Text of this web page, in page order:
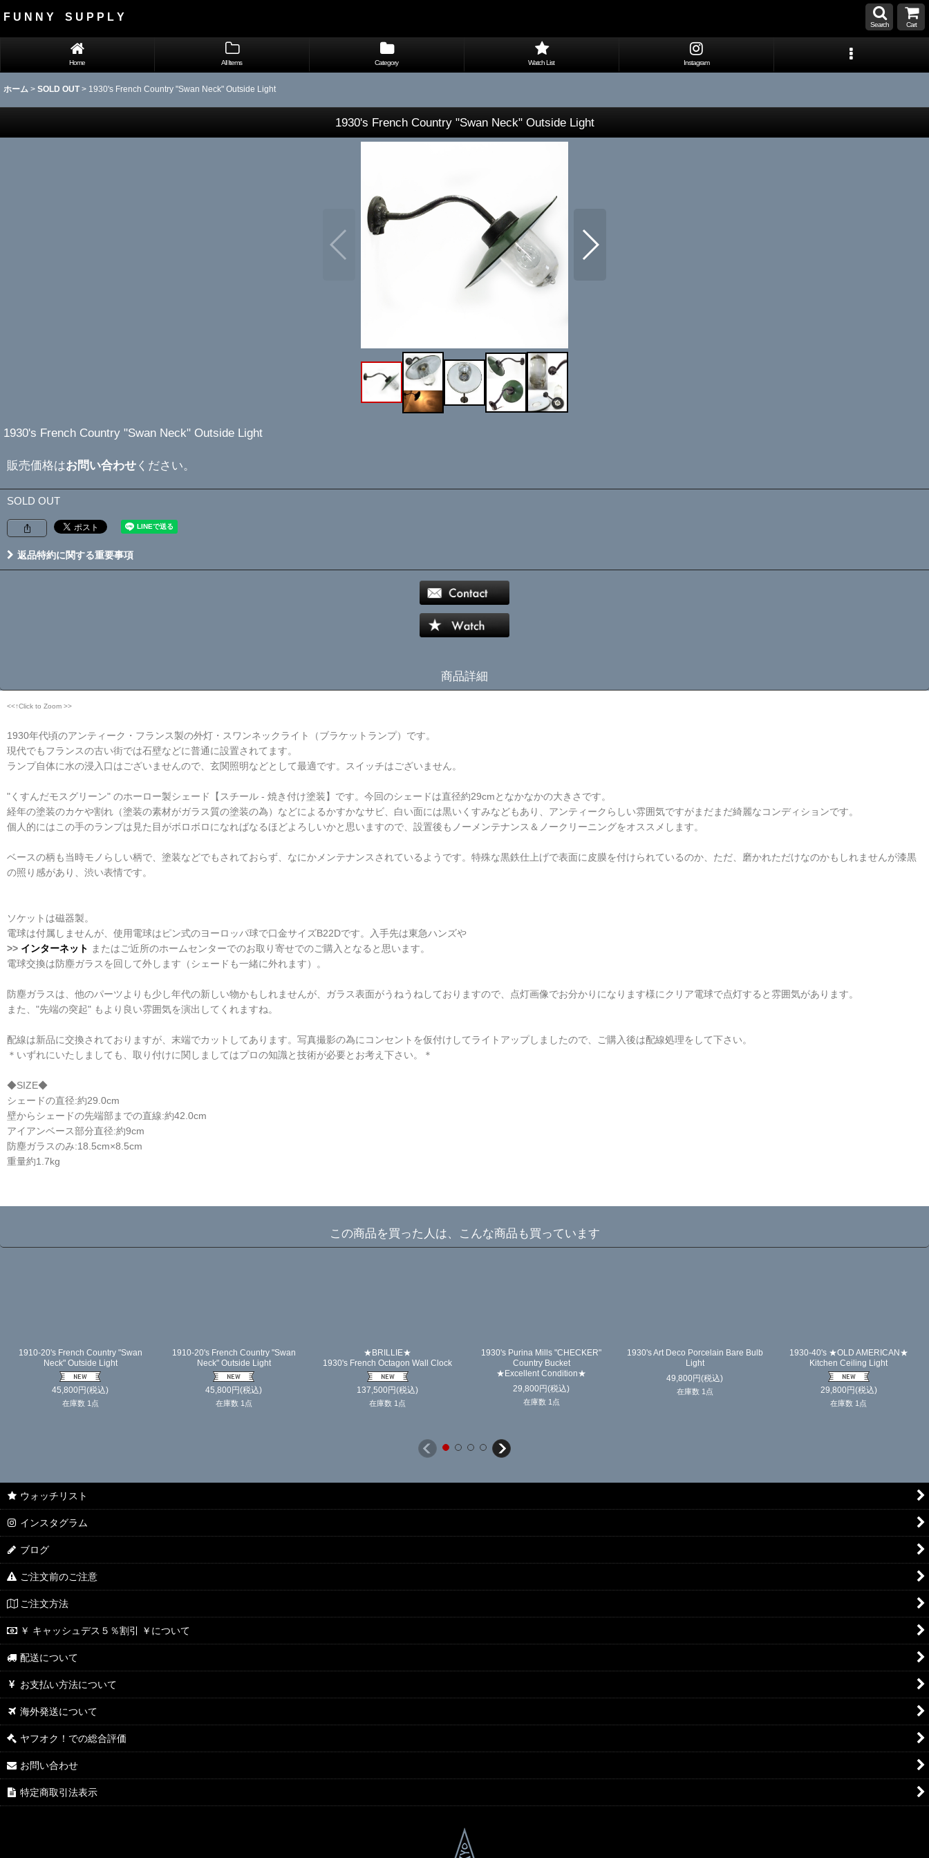
F U N N Y S U P P L Y
Search Cart
Home All Items Category Watch List Instagram
ホーム > SOLD OUT > 1930's French Country "Swan Neck" Outside Light
1930's French Country "Swan Neck" Outside Light
1930's French Country "Swan Neck" Outside Light
販売価格はお問い合わせ ください。
SOLD OUT
返品特約に関する重要事項
商品詳細
<<↑Click to Zoom >>
1930年代頃のアンティーク・フランス製の外灯・スワンネックライト（ブラケットランプ）です。
現代でもフランスの古い街では石壁などに普通に設置されてます。
ランプ自体に水の浸入口はございませんので、玄関照明などとして最適です。スイッチはございません。
"くすんだモスグリーン" のホーロー製シェード【スチール - 焼き付け塗装】です。今回のシェードは直径約29cmとなかなかの大きさです。
経年の塗装のカケや割れ（塗装の素材がガラス質の塗装の為）などによるかすかなサビ、白い面には黒いくすみなどもあり、アンティークらしい雰囲気ですがまだまだ綺麗なコンディションです。
個人的にはこの手のランプは見た目がボロボロになればなるほどよろしいかと思いますので、設置後もノーメンテナンス＆ノークリーニングをオススメします。
ベースの柄も当時モノらしい柄で、塗装などでもされておらず、なにかメンテナンスされているようです。特殊な黒鉄仕上げで表面に皮膜を付けられているのか、ただ、磨かれただけなのかもしれませんが漆黒
の照り感があり、渋い表情です。
ソケットは磁器製。
電球は付属しませんが、使用電球はピン式のヨーロッパ球で口金サイズB22Dです。入手先は東急ハンズや
>> インターネット またはご近所のホームセンターでのお取り寄せでのご購入となると思います。
電球交換は防塵ガラスを回して外します（シェードも一緒に外れます）。
防塵ガラスは、他のパーツよりも少し年代の新しい物かもしれませんが、ガラス表面がうねうねしておりますので、点灯画像でお分かりになります様にクリア電球で点灯すると雰囲気があります。
また、"先端の突起" もより良い雰囲気を演出してくれますね。
配線は新品に交換されておりますが、末端でカットしてあります。写真撮影の為にコンセントを仮付けしてライトアップしましたので、ご購入後は配線処理をして下さい。
＊いずれにいたしましても、取り付けに関しましてはプロの知識と技術が必要とお考え下さい。＊
◆SIZE◆
シェードの直径:約29.0cm
壁からシェードの先端部までの直線:約42.0cm
アイアンベース部分直径:約9cm
防塵ガラスのみ:18.5cm×8.5cm
重量約1.7kg
この商品を買った人は、こんな商品も買っています
1910-20's French Country "Swan
Neck" Outside Light
45,800円(税込)
在庫数 1点
1910-20's French Country "Swan
Neck" Outside Light
45,800円(税込)
在庫数 1点
★BRILLIE★
1930's French Octagon Wall Clock
137,500円(税込)
在庫数 1点
1930's Purina Mills "CHECKER"
Country Bucket
★Excellent Condition★
29,800円(税込)
在庫数 1点
1930's Art Deco Porcelain Bare Bulb
Light
49,800円(税込)
在庫数 1点
1930-40's ★OLD AMERICAN★
Kitchen Ceiling Light
29,800円(税込)
在庫数 1点
ウォッチリスト
インスタグラム
ブログ
ご注文前のご注意
ご注文方法
￥ キャッシュデス５％割引 ￥について
配送について
お支払い方法について
海外発送について
ヤフオク！での総合評価
お問い合わせ
特定商取引法表示